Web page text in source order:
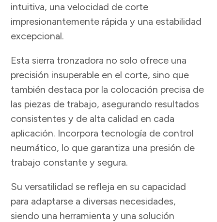
intuitiva, una velocidad de corte
impresionantemente rápida y una estabilidad
excepcional.
Esta sierra tronzadora no solo ofrece una
precisión insuperable en el corte, sino que
también destaca por la colocación precisa de
las piezas de trabajo, asegurando resultados
consistentes y de alta calidad en cada
aplicación. Incorpora tecnología de control
neumático, lo que garantiza una presión de
trabajo constante y segura.
Su versatilidad se refleja en su capacidad
para adaptarse a diversas necesidades,
siendo una herramienta y una solución